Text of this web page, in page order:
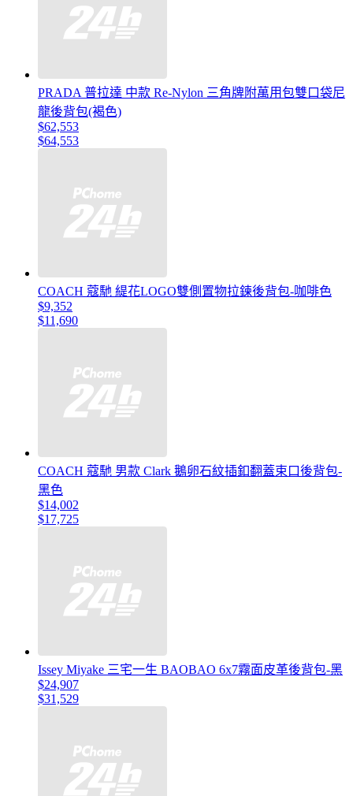
PRADA 普拉達 中款 Re-Nylon 三角牌附萬用包雙口袋尼
龍後背包(褐色)
$62,553
$64,553
COACH 蔻馳 緹花LOGO雙側置物拉鍊後背包-咖啡色
$9,352
$11,690
COACH 蔻馳 男款 Clark 鵝卵石紋插釦翻蓋束口後背包-
黑色
$14,002
$17,725
Issey Miyake 三宅一生 BAOBAO 6x7霧面皮革後背包-黑
$24,907
$31,529